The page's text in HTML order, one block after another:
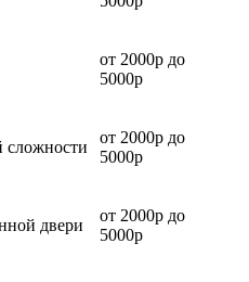
от 2000р до
5000р
сложности
от 2000р до
5000р
двери
от 2000р до
5000р